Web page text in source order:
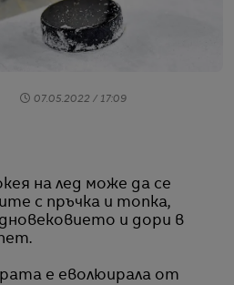
07.05.2022 / 17:09
с пръчка и топка,
и дори в
е еволюирала от